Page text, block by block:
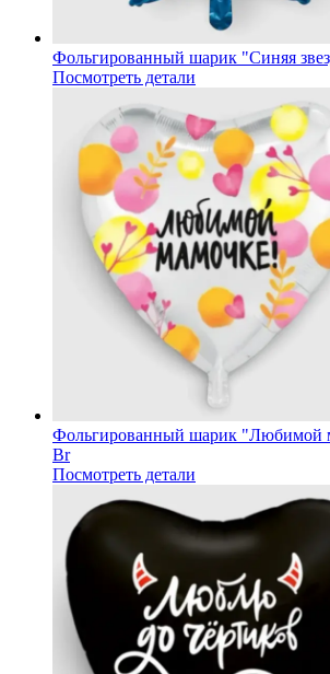
Фольгированный шарик "Синяя
Посмотреть детали
Фольгированный шарик "Любимой
Br
Посмотреть детали